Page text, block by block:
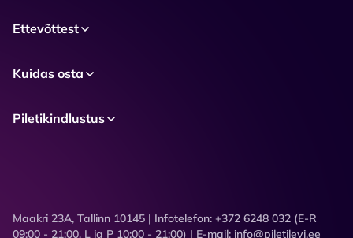
Ettevõttest
Kuidas osta
Piletikindlustus
Maakri 23A, Tallinn 10145 | Infotelefon: +372 6248 032 (E-R
09:00 - 21:00, L ja P 10:00 - 21:00) | E-mail: info@piletilevi.ee